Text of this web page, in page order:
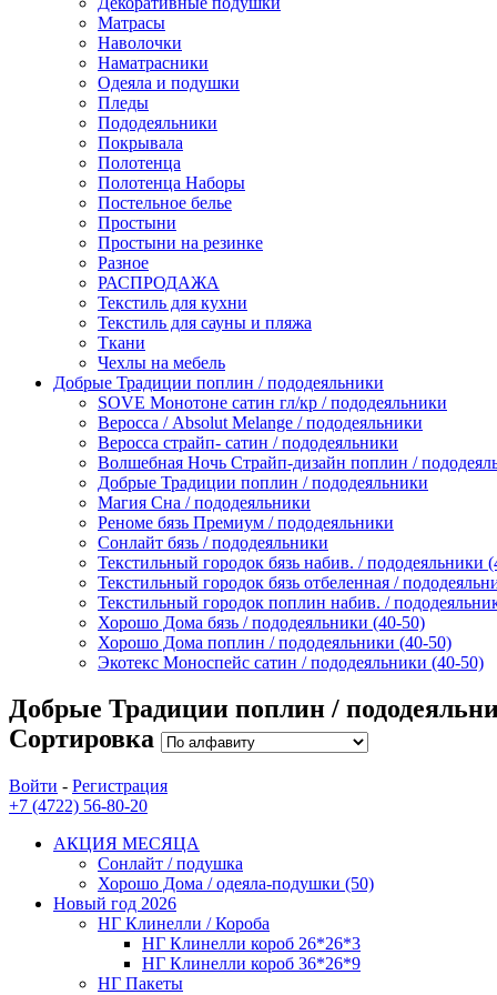
Матрасы
Наволочки
Наматрасники
Одеяла и подушки
Пледы
Пододеяльники
Покрывала
Полотенца
Полотенца Наборы
Постельное белье
Простыни
Простыни на резинке
Разное
РАСПРОДАЖА
Текстиль для кухни
Текстиль для сауны и пляжа
Ткани
Чехлы на мебель
Добрые Традиции поплин / пододеяльники
SOVE Монотоне сатин гл/кр / пододеяльники
Веросса / Absolut Melange / пододеяльники
Веросса страйп- сатин / пододеяльники
Волшебная Ночь Страйп-дизайн поплин /
Добрые Традиции поплин / пододеяльники
Магия Сна / пододеяльники
Реноме бязь Премиум / пододеяльники
Сонлайт бязь / пододеяльники
Текстильный городок бязь набив. / пододеяльники
Текстильный городок бязь отбеленная /
Текстильный городок поплин набив. /
Хорошо Дома бязь / пододеяльники (40-50)
Хорошо Дома поплин / пододеяльники (40-50)
Экотекс Моноспейс сатин / пододеяльники (40-50)
Добрые Традиции поплин /
Сортировка
Войти - Регистрация
+7 (4722) 56-80-20
АКЦИЯ МЕСЯЦА
Сонлайт / подушка
Хорошо Дома / одеяла-подушки (50)
Новый год 2026
НГ Клинелли / Короба
НГ Клинелли короб 26*26*3
НГ Клинелли короб 36*26*9
НГ Пакеты